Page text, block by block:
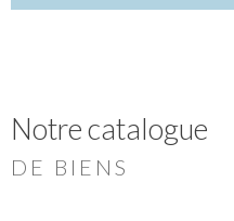
Notre catalogue
DE BIENS